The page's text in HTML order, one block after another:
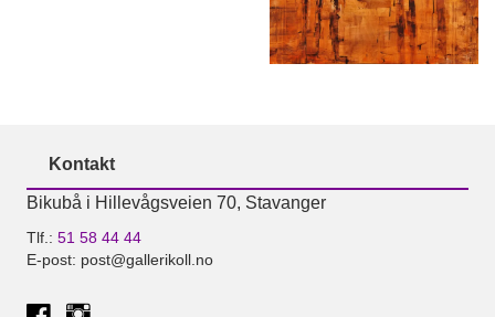
Kontakt
Bikubå i Hillevågsveien 70, Stavanger
Tlf.: 51 58 44 44
E-post: post@gallerikoll.no